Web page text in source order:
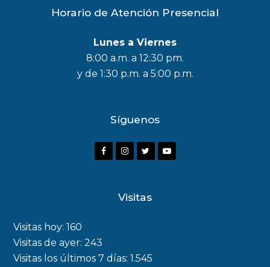
Horario de Atención Presencial
Lunes a Viernes
8:00 a.m. a 12:30 pm.
y de 1:30 p.m. a 5:00 p.m.
Síguenos
F
o
I
r
Y
Visitas
Visitas hoy:160
Visitas de ayer:243
Visitas los últimos 7 días:1.545